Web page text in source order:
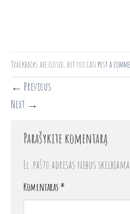
Trackbacks are closed, but you can post a
← Previous
Next →
Parašykite komentarą
El. pašto adresas nebus
Komentaras *